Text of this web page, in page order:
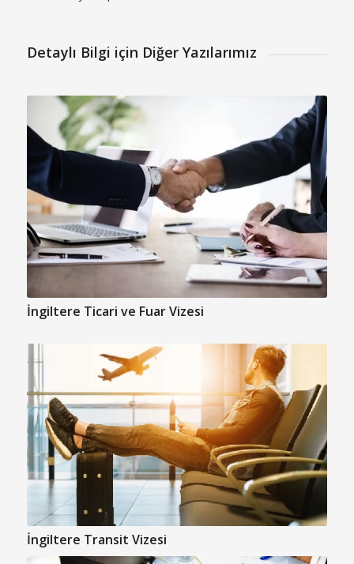
Detaylı Bilgi için Diğer Yazılarımız
İngiltere Ticari ve Fuar Vizesi
İngiltere Transit Vizesi